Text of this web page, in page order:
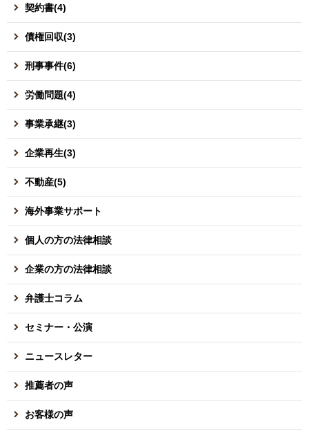
契約書(4)
債権回収(3)
刑事事件(6)
労働問題(4)
事業承継(3)
企業再生(3)
不動産(5)
海外事業サポート
個人の方の法律相談
企業の方の法律相談
弁護士コラム
セミナー・公演
ニュースレター
推薦者の声
お客様の声